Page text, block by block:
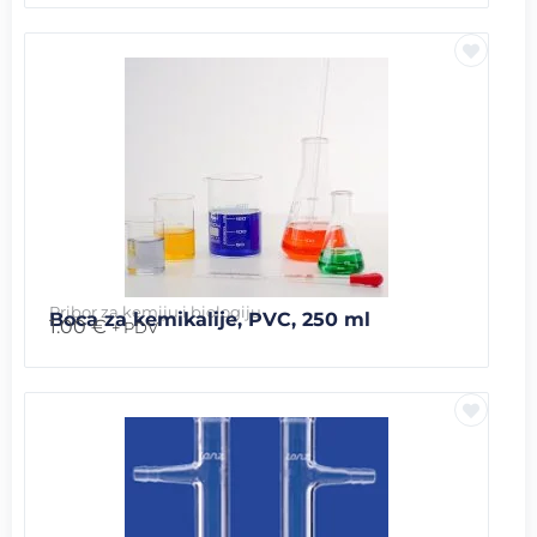
Pribor za kemiju i biologiju
Boca za kemikalije, PVC, 250 ml
1.00€ + PDV